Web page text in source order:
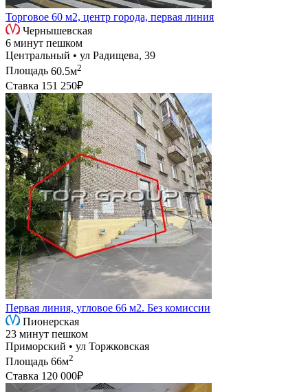
Торговое 60 м2, центр города, первая линия
Чернышевская
6 минут пешком
Центральный • ул Радищева, 39
Площадь 60.5м2
Ставка 151 250₽
Первая линия, угловое 66 м2. Без комиссии
Пионерская
23 минут пешком
Приморский • ул Торжковская
Площадь 66м2
Ставка 120 000₽